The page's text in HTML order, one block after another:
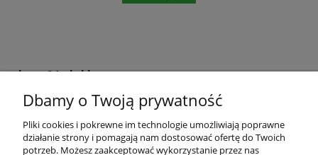
krem24.pl sklep
+48 508 283 281
sklep@krem24.pl
Litewska 10
51-354Wrocław woj. dolnośląskie
NIP 8981978725
Dbamy o Twoją prywatność
Pliki cookies i pokrewne im technologie umożliwiają poprawne
działanie strony i pomagają nam dostosować ofertę do Twoich
potrzeb. Możesz zaakceptować wykorzystanie przez nas